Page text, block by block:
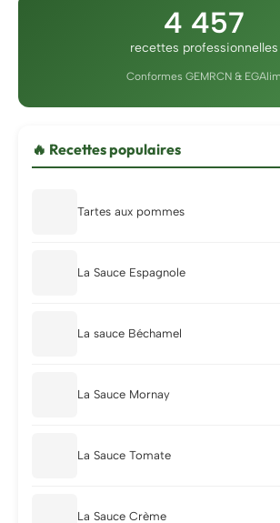
4 457
recettes professionnelles
Conformes GEMRCN & EGAlim
🔥 Recettes populaires
Tartes aux pommes
La Sauce Espagnole
La sauce Béchamel
La Sauce Mornay
La Sauce Tomate
La Sauce Crème